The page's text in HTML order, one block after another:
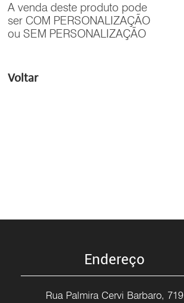
A venda deste produto pode
ser COM PERSONALIZAÇÃO
ou SEM PERSONALIZAÇÃO
Voltar
Endereço
Rua Palmira Cervi Barbaro, 719